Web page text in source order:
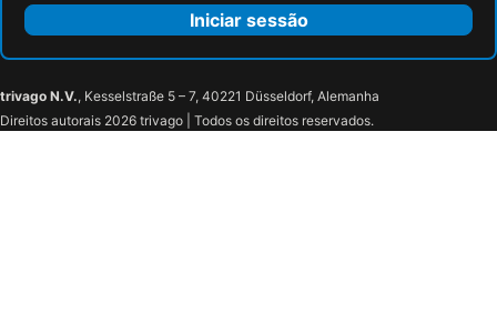
Hotel Central
Begoña Playa
Iniciar sessão
trivago N.V., Kesselstraße 5 – 7, 40221 Düsseldorf, Alemanha
Direitos autorais 2026 trivago | Todos os direitos reservados.